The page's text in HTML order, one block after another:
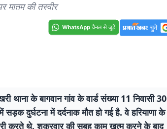
मातम की तस्वीर
के बागवान गांव के वार्ड संख्या 11 निवासी 30
सड़क दुर्घटना में दर्दनाक मौत हो गई है. वे हरियाणा के
करते थे. शुक्रवार की सुबह काम खत्म करने के बाद